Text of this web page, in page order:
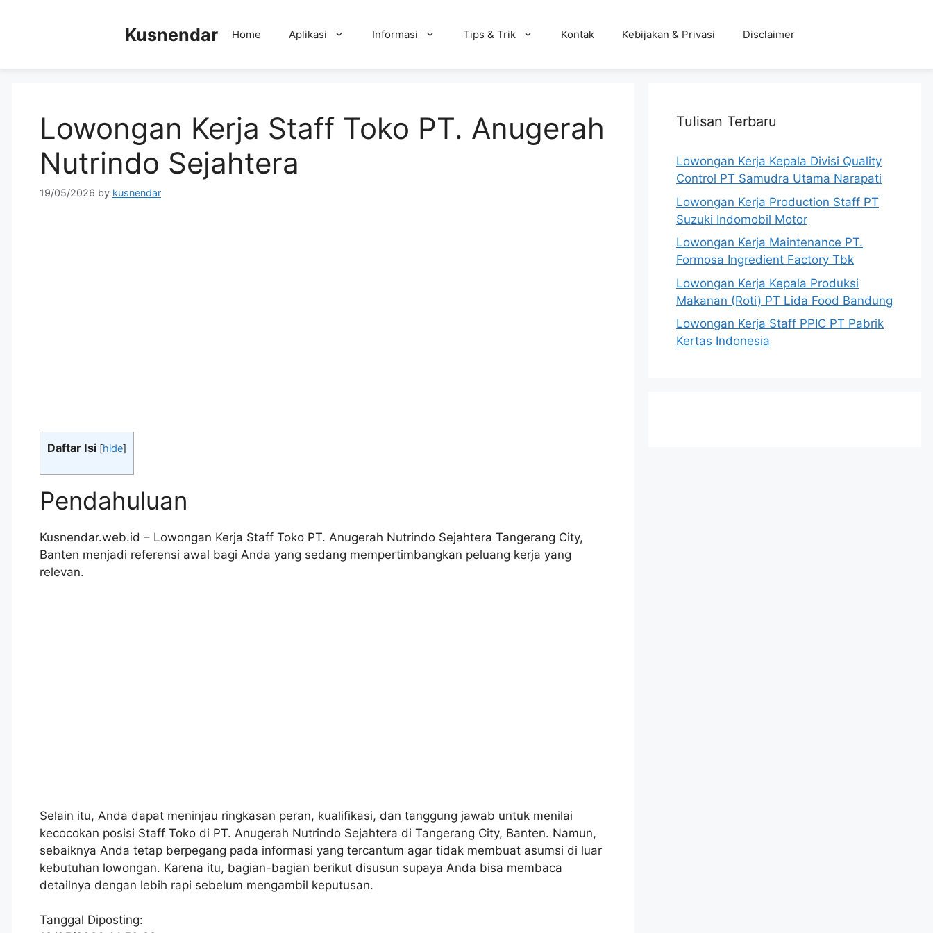
Kusnendar Home Aplikasi Informasi Tips & Trik Kontak Kebijakan & Privasi Disclaimer
Lowongan Kerja Staff Toko PT. Anugerah
Nutrindo Sejahtera
19/05/2026 by kusnendar
Daftar Isi [hide]
Pendahuluan
Kusnendar.web.id – Lowongan Kerja Staff Toko PT. Anugerah Nutrindo Sejahtera Tangerang City,
Banten menjadi referensi awal bagi Anda yang sedang mempertimbangkan peluang kerja yang
relevan.
Selain itu, Anda dapat meninjau ringkasan peran, kualifikasi, dan tanggung jawab untuk menilai
kecocokan posisi Staff Toko di PT. Anugerah Nutrindo Sejahtera di Tangerang City, Banten. Namun,
sebaiknya Anda tetap berpegang pada informasi yang tercantum agar tidak membuat asumsi di luar
kebutuhan lowongan. Karena itu, bagian-bagian berikut disusun supaya Anda bisa membaca
detailnya dengan lebih rapi sebelum mengambil keputusan.
Tanggal Diposting:
Tulisan Terbaru
Lowongan Kerja Kepala Divisi Quality
Control PT Samudra Utama Narapati
Lowongan Kerja Production Staff PT
Suzuki Indomobil Motor
Lowongan Kerja Maintenance PT.
Formosa Ingredient Factory Tbk
Lowongan Kerja Kepala Produksi
Makanan (Roti) PT Lida Food Bandung
Lowongan Kerja Staff PPIC PT Pabrik
Kertas Indonesia